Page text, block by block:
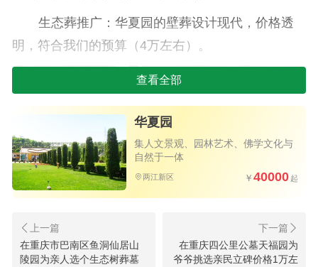
生态葬推广：华夏园的壁葬设计现代，价格透
明，符合我们的预算（4万左右）。
陵园一角
查看全部
华夏园
集人文景观、园林艺术、佛学文化与
自然于一体
两江新区 40000
在重庆市巴南区鱼洞仙居山
陵园为亲人选个生态树葬墓
在重庆四公里公墓天福园为
爷爷挑选亲民立碑价格1万左
重庆九龙坡区生态葬墓地选择日记：